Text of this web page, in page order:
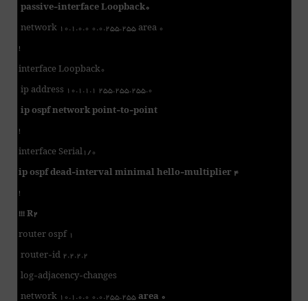
passive-interface Loopback0
network 10.1.0.0 0.0.255.255 area 0
!
interface Loopback0
ip address 10.1.1.1 255.255.255.0
ip ospf network point-to-point
!
interface Serial1/0
ip ospf dead-interval minimal hello-multiplier 4
!
!!! R2
router ospf 1
router-id 2.2.2.2
log-adjacency-changes
network 10.1.0.0 0.0.255.255area 0